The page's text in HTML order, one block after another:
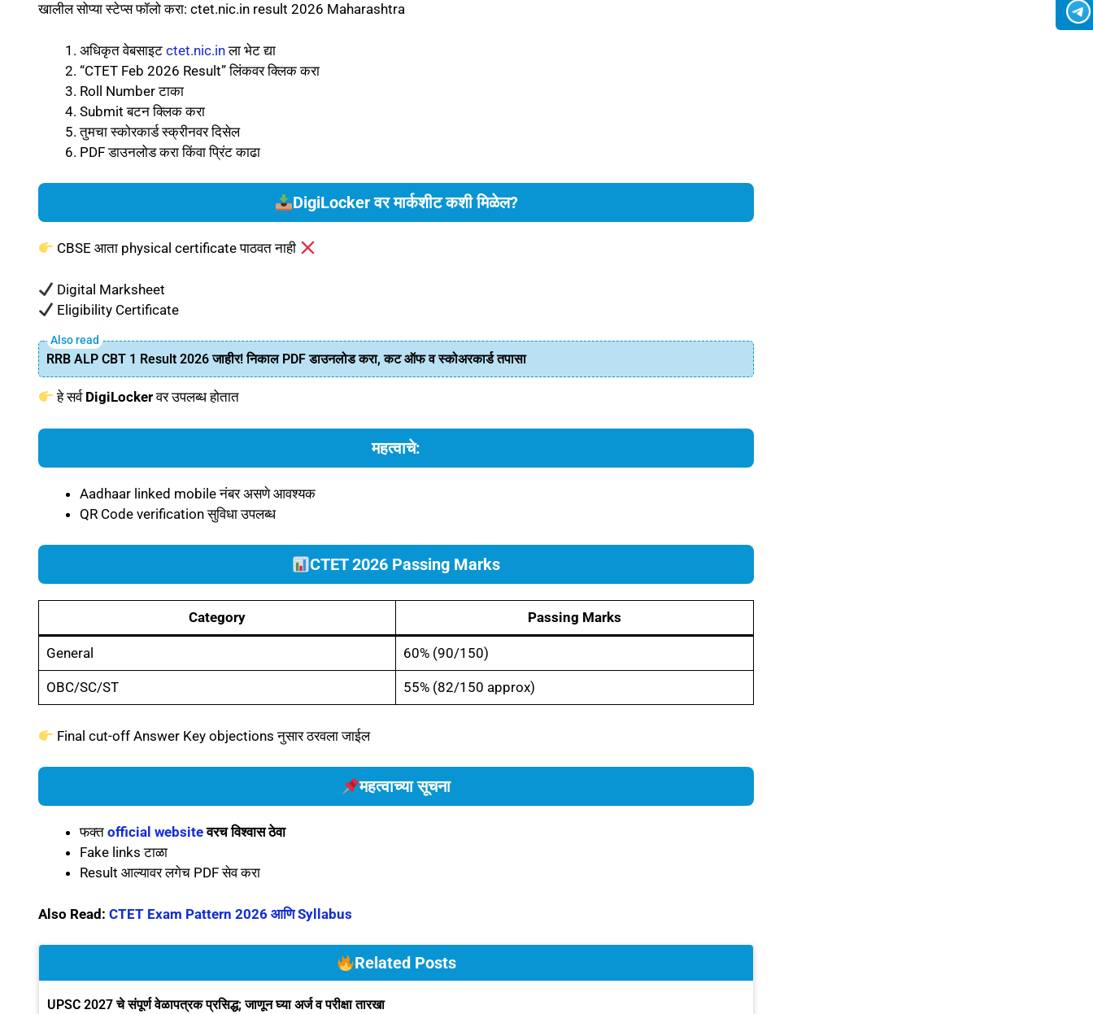
खालील सोप्या स्टेप्स फॉलो करा: ctet.nic.in result 2026 Maharashtra
अधिकृत वेबसाइट ctet.nic.inला भेट द्या
“CTET Feb 2026 Result” लिंकवर क्लिक करा
Roll Number टाका
Submit बटन क्लिक करा
तुमचा स्कोरकार्ड स्क्रीनवर दिसेल
PDF डाउनलोड करा किंवा प्रिंट काढा
DigiLocker वर मार्कशीट कशी मिळेल?
CBSE आता physical certificate पाठवत नाही
Digital Marksheet
Eligibility Certificate
RRB ALP CBT 1 Result 2026 जाहीर! निकाल PDF डाउनलोड करा, कट ऑफ व स्कोअरकार्ड तपासा
हे सर्व DigiLockerवर उपलब्ध होतात
महत्वाचे:
Aadhaar linked mobile नंबर असणे आवश्यक
QR Code verification सुविधा उपलब्ध
CTET 2026 Passing Marks
Category Passing Marks
General 60% (90/150)
OBC/SC/ST 55% (82/150 approx)
Final cut-off Answer Key objections नुसार ठरवला जाईल
महत्वाच्या सूचना
फक्त official websiteवरच विश्वास ठेवा
Fake links टाळा
Result आल्यावर लगेच PDF सेव करा
Also Read: CTET Exam Pattern 2026 आणि Syllabus
Related Posts
UPSC 2027 चे संपूर्ण वेळापत्रक प्रसिद्ध; जाणून घ्या अर्ज व परीक्षा तारखा